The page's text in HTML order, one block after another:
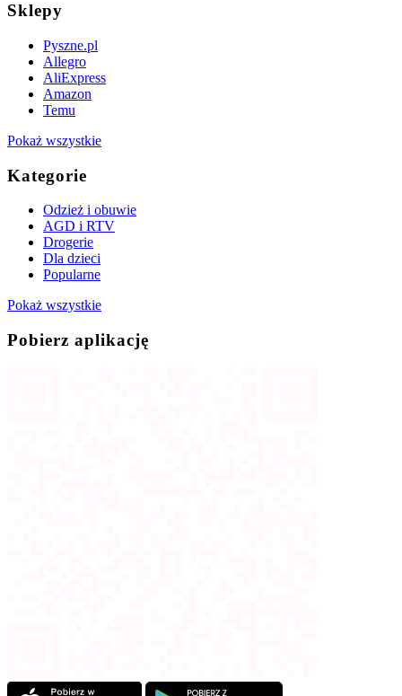
Sklepy
Pyszne.pl
Allegro
AliExpress
Amazon
Temu
Pokaż wszystkie
Kategorie
Odzież i obuwie
AGD i RTV
Drogerie
Dla dzieci
Popularne
Pokaż wszystkie
Pobierz aplikację